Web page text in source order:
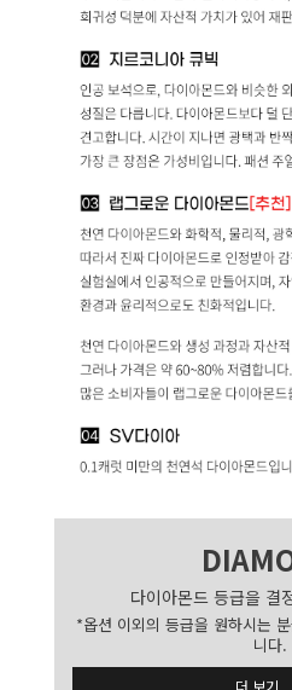
다이아몬드 등급을 결
*옵션 이외의 등급을 원하시는
니다.
더 보